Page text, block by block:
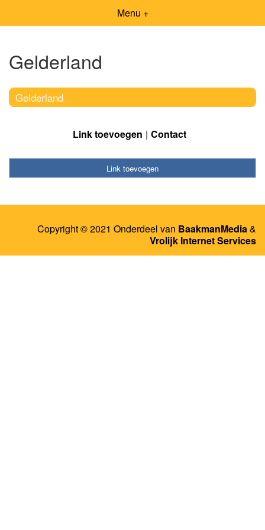
Menu +
Gelderland
Gelderland
Link toevoegen Contact
Link toevoegen
Copyright © 2021 Onderdeel van BaakmanMedia&
Vrolijk Internet Services